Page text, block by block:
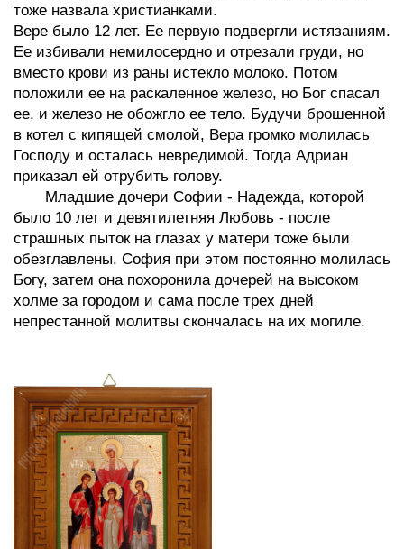
тоже назвала христианками.
Вере было 12 лет. Ее первую подвергли истязаниям.
Ее избивали немилосердно и отрезали груди, но
вместо крови из раны истекло молоко. Потом
положили ее на раскаленное железо, но Бог спасал
ее, и железо не обожгло ее тело. Будучи брошенной
в котел с кипящей смолой, Вера громко молилась
Господу и осталась невредимой. Тогда Адриан
приказал ей отрубить голову.
Младшие дочери Софии - Надежда, которой
было 10 лет и девятилетняя Любовь - после
страшных пыток на глазах у матери тоже были
обезглавлены. София при этом постоянно молилась
Богу, затем она похоронила дочерей на высоком
холме за городом и сама после трех дней
непрестанной молитвы скончалась на их могиле.